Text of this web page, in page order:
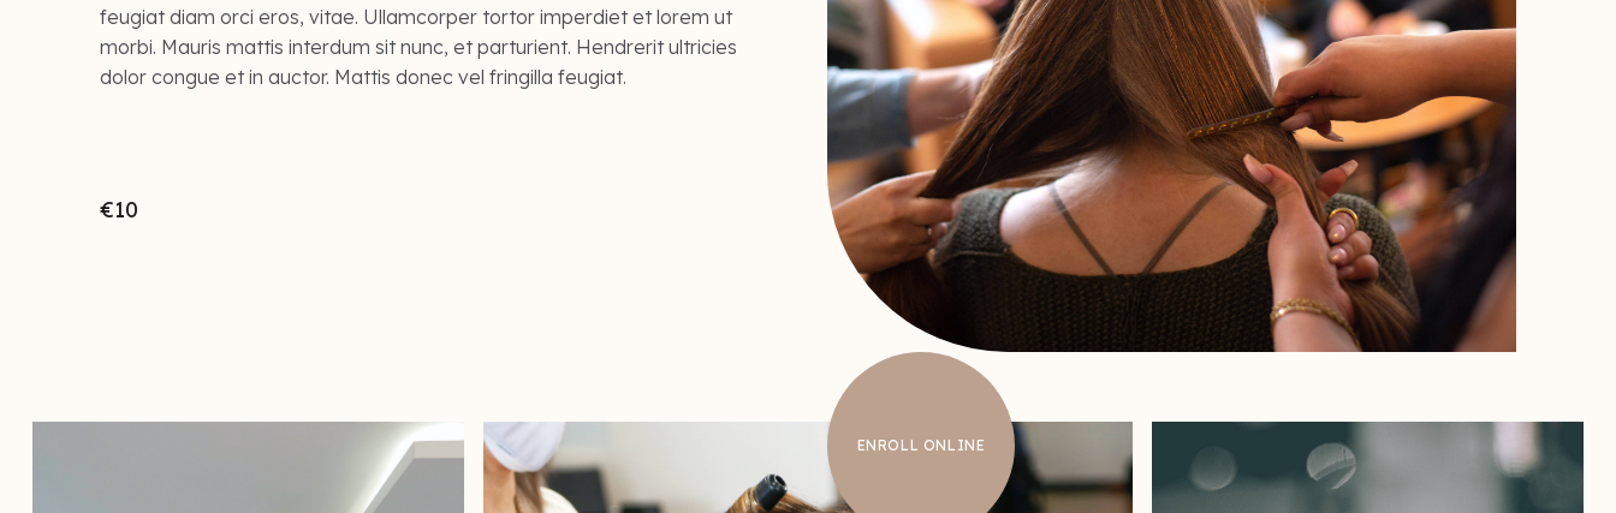
feugiat diam orci eros, vitae. Ullamcorper tortor imperdiet et lorem ut
morbi. Mauris mattis interdum sit nunc, et parturient. Hendrerit ultricies
dolor congue et in auctor. Mattis donec vel fringilla feugiat.
€10
ENROLL ONLINE